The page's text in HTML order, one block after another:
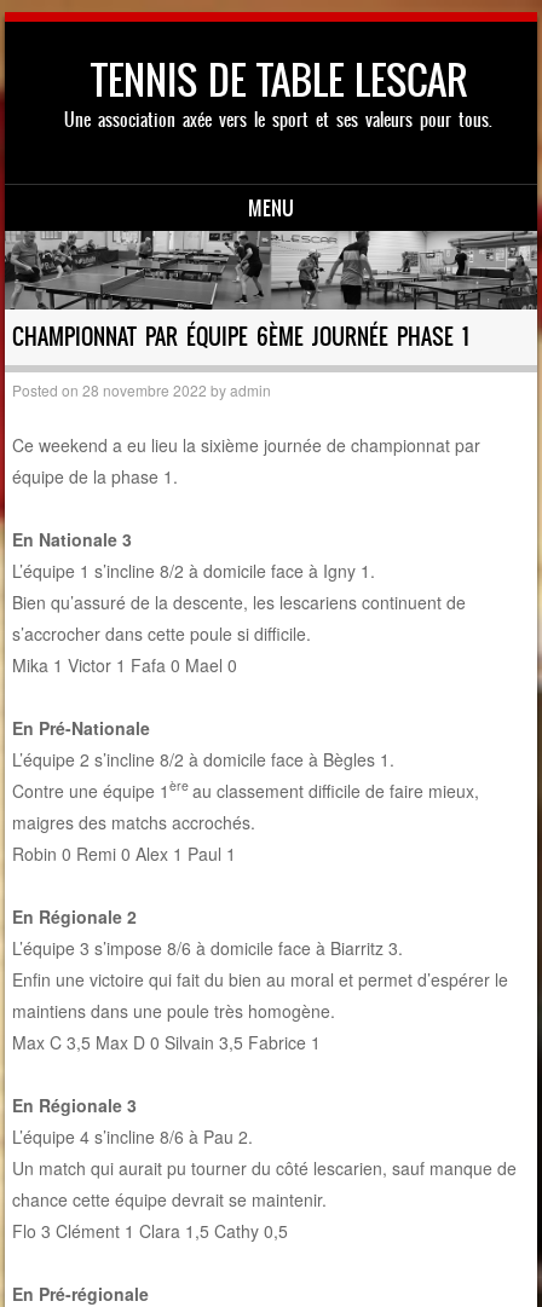
TENNIS DE TABLE LESCAR
Une association axée vers le sport et ses valeurs pour tous.
MENU
Skip to content
CHAMPIONNAT PAR ÉQUIPE 6ÈME JOURNÉE PHASE 1
Posted on28 novembre 2022 byadmin
Ce weekend a eu lieu la sixième journée de championnat par
équipe de la phase 1.
En Nationale 3
L’équipe 1 s’incline 8/2 à domicile face à Igny 1.
Bien qu’assuré de la descente, les lescariens continuent de
s’accrocher dans cette poule si difficile.
Mika 1 Victor 1 Fafa 0 Mael 0
En Pré-Nationale
L’équipe 2 s’incline 8/2 à domicile face à Bègles 1.
Contre une équipe 1ère au classement difficile de faire mieux,
maigres des matchs accrochés.
Robin 0 Remi 0 Alex 1 Paul 1
En Régionale 2
L’équipe 3 s’impose 8/6 à domicile face à Biarritz 3.
Enfin une victoire qui fait du bien au moral et permet d’espérer le
maintiens dans une poule très homogène.
Max C 3,5 Max D 0 Silvain 3,5 Fabrice 1
En Régionale 3
L’équipe 4 s’incline 8/6 à Pau 2.
Un match qui aurait pu tourner du côté lescarien, sauf manque de
chance cette équipe devrait se maintenir.
Flo 3 Clément 1 Clara 1,5 Cathy 0,5
En Pré-régionale